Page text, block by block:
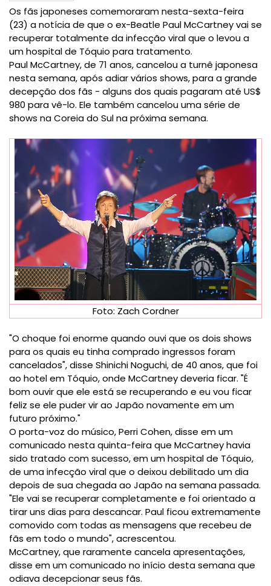
Os fãs japoneses comemoraram nesta-sexta-feira
(23) a notícia de que o ex-Beatle Paul McCartney vai se
recuperar totalmente da infecção viral que o levou a
um hospital de Tóquio para tratamento.
Paul McCartney, de 71 anos, cancelou a turnê japonesa
nesta semana, após adiar vários shows, para a grande
decepção dos fãs - alguns dos quais pagaram até US$
980 para vê-lo. Ele também cancelou uma série de
shows na Coreia do Sul na próxima semana.
Foto: Zach Cordner
"O choque foi enorme quando ouvi que os dois shows
para os quais eu tinha comprado ingressos foram
cancelados", disse Shinichi Noguchi, de 40 anos, que foi
ao hotel em Tóquio, onde McCartney deveria ficar. "É
bom ouvir que ele está se recuperando e eu vou ficar
feliz se ele puder vir ao Japão novamente em um
futuro próximo."
O porta-voz do músico, Perri Cohen, disse em um
comunicado nesta quinta-feira que McCartney havia
sido tratado com sucesso, em um hospital de Tóquio,
de uma infecção viral que o deixou debilitado um dia
depois de sua chegada ao Japão na semana passada.
"Ele vai se recuperar completamente e foi orientado a
tirar uns dias para descancar. Paul ficou extremamente
comovido com todas as mensagens que recebeu de
fãs em todo o mundo", acrescentou.
McCartney, que raramente cancela apresentações,
disse em um comunicado no início desta semana que
odiava decepcionar seus fãs.